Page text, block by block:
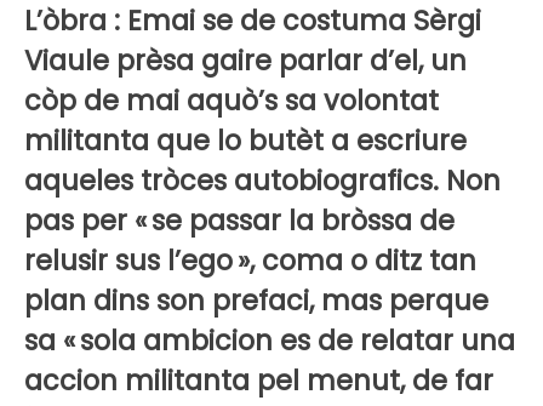
L’òbra : Emai se de costuma Sèrgi
Viaule prèsa gaire parlar d’el, un
còp de mai aquò’s sa volontat
militanta que lo butèt a escriure
aqueles tròces autobiografics. Non
pas per « se passar la bròssa de
relusir sus l’ego », coma o ditz tan
plan dins son prefaci, mas perque
sa « sola ambicion es de relatar una
accion militanta pel menut, de far